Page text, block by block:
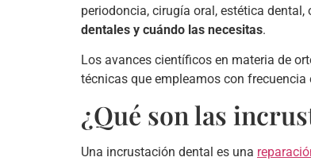
periodoncia, cirugía oral, estética
dentales y cuándo las necesitas.
Los avances científicos en materia de
técnicas que empleamos con
¿Qué son las
Una incrustación dental es una